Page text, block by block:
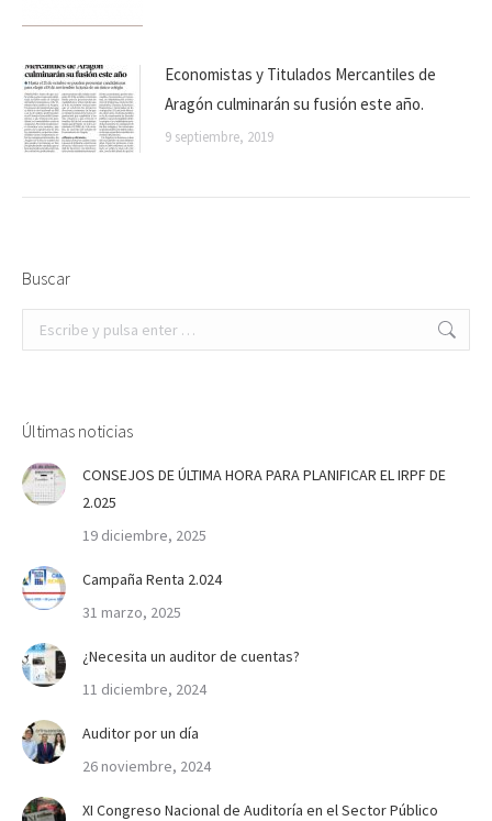
Economistas y Titulados Mercantiles de
Aragón culminarán su fusión este año.
9 septiembre, 2019
Buscar
Buscar:
Últimas noticias
CONSEJOS DE ÚLTIMA HORA PARA PLANIFICAR EL IRPF DE
2.025
19 diciembre, 2025
Campaña Renta 2.024
31 marzo, 2025
¿Necesita un auditor de cuentas?
11 diciembre, 2024
Auditor por un día
26 noviembre, 2024
XI Congreso Nacional de Auditoría en el Sector Público